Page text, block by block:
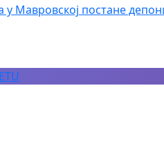
Мавровској постане